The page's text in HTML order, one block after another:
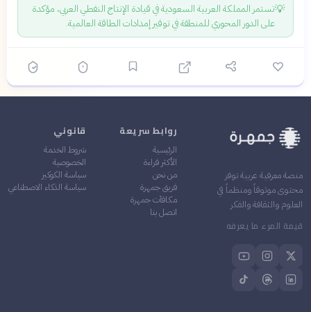
💡تستمر المملكة العربية السعودية في قيادة الإنتاج النفطي العربي، مؤكدة
على الدور المحوري للمنطقة في توفير إمدادات الطاقة العالمية.
منصة معرفية عربية توفر
محتوى موثوقاً ومنظماً في
العلوم والثقافة والفكر
قيمة المرء ما يعرفه
روابط سريعة
الرئيسية
الأكثر قراءة
من نحن
فريق جمهرة
مكافآت جمهرة
اتصل بنا
قانوني
شروط الخدمة
الخصوصية
سياسة الكوكيز
سياسة الذكاء الاصطناعي